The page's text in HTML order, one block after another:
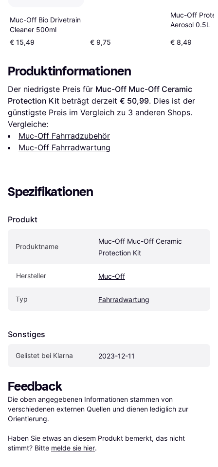
Muc-Off Bio Drivetrain
Cleaner 500ml
€ 15,49
€ 9,75
Muc-Off
Aerosol 0.5L
€ 8,49
Produktinformationen
Der niedrigste Preis für Muc-Off Muc-Off Ceramic
Protection Kit beträgt derzeit € 50,99. Dies ist der
günstigste Preis im Vergleich zu 3 anderen Shops.
Vergleiche:
Muc-Off Fahrradzubehör
Muc-Off Fahrradwartung
Spezifikationen
Produkt
Produktname
Muc-Off Muc-Off Ceramic
Protection Kit
Hersteller Muc-Off
Typ Fahrradwartung
Sonstiges
Gelistet bei Klarna 2023-12-11
Feedback
Die oben angegebenen Informationen stammen von
verschiedenen externen Quellen und dienen lediglich zur
Orientierung.
Haben Sie etwas an diesem Produkt bemerkt, das nicht
stimmt? Bitte melde sie hier.